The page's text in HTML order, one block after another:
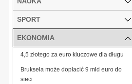
SPORT
EKONOMIA
4,5 złotego za euro kluczowe dla długu
Bruksela może dopłacić 9 mld euro do
sieci